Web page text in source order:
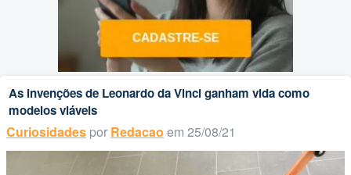
As invenções de Leonardo da Vinci ganham vida como
modelos viáveis
Curiosidades por Redacao em 25/08/21